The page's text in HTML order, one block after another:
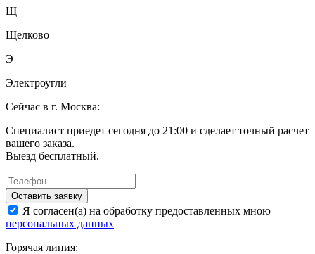
Щ
Щелково
Э
Электроугли
Сейчас в г. Москва:
Специалист приедет сегодня до 21:00 и сделает точный расчет
вашего заказа.
Выезд бесплатный.
Оставить заявку
Я согласен(а) на обработку предоставленных мною
персональных данных
Горячая линия: